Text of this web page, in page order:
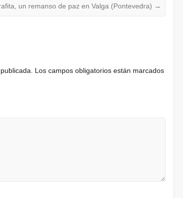
un remanso de paz en Valga (Pontevedra) →
Los campos obligatorios están marcados